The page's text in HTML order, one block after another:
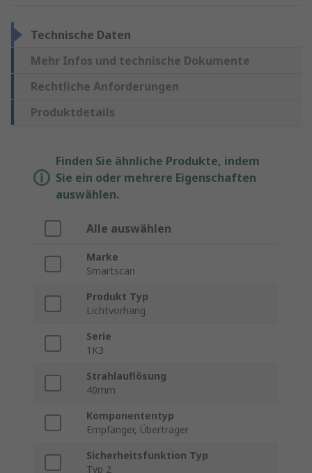
Technische Daten
Mehr Infos und technische Dokumente
Rechtliche Anforderungen
Produktdetails
Finden Sie ähnliche Produkte, indem
Sie ein oder mehrere Eigenschaften
auswählen.
Alle auswählen
Marke
Smartscan
Produkt Typ
Lichtvorhang
Serie
1K3
Strahlauflösung
40mm
Komponententyp
Empfänger, Übertrager
Sicherheitsfunktion Typ
Typ 2